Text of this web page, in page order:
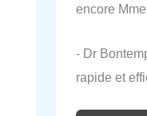
encore
- Dr
rapide et